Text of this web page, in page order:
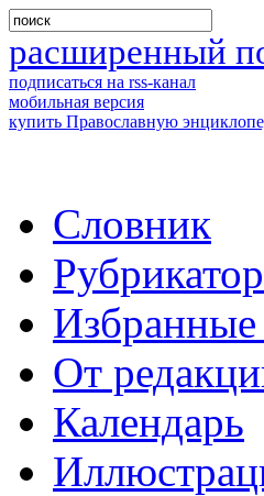
расширенный
подписаться на rss-канал
мобильная версия
купить Православную
Словник
Рубрикатор
Избранные
От
Календарь